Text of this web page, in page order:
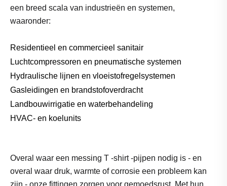
een breed scala van industrieën en systemen,
waaronder:
Residentieel en commercieel sanitair
Luchtcompressoren en pneumatische systemen
Hydraulische lijnen en vloeistofregelsystemen
Gasleidingen en brandstofoverdracht
Landbouwirrigatie en waterbehandeling
HVAC- en koelunits
Overal waar een messing T -shirt -pijpen nodig is - en
overal waar druk, warmte of corrosie een probleem kan